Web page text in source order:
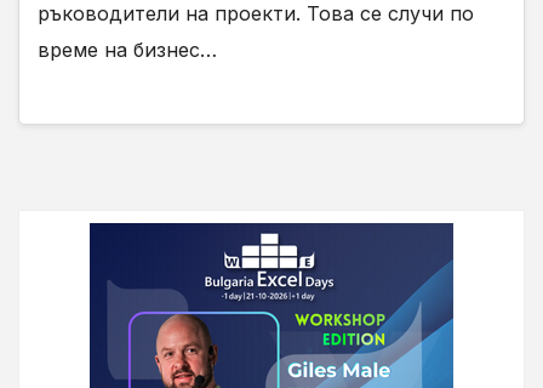
ръководители на проекти. Това се случи по
време на бизнес…